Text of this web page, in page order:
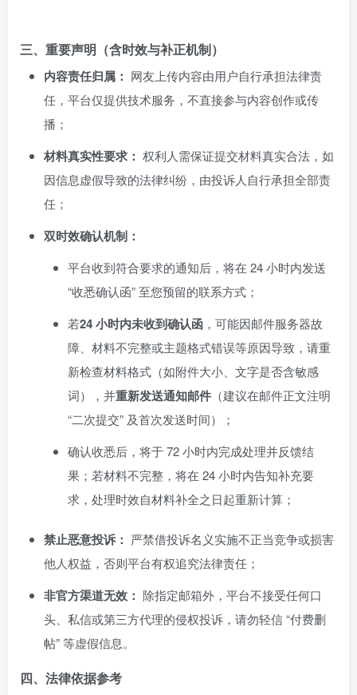
三、重要声明（含时效与补正机制）
内容责任归属： 网友上传内容由用户自行承担法律责
任，平台仅提供技术服务，不直接参与内容创作或传
播；
材料真实性要求： 权利人需保证提交材料真实合法，如
因信息虚假导致的法律纠纷，由投诉人自行承担全部责
任；
双时效确认机制：
平台收到符合要求的通知后，将在 24 小时内发送
“收悉确认函” 至您预留的联系方式；
若24 小时内未收到确认函 ，可能因邮件服务器故
障、材料不完整或主题格式错误等原因导致，请重
新检查材料格式（如附件大小、文字是否含敏感
词），并重新发送通知邮件 （建议在邮件正文注明
“二次提交” 及首次发送时间）；
确认收悉后，将于 72 小时内完成处理并反馈结
果；若材料不完整，将在 24 小时内告知补充要
求，处理时效自材料补全之日起重新计算；
禁止恶意投诉： 严禁借投诉名义实施不正当竞争或损害
他人权益，否则平台有权追究法律责任；
非官方渠道无效： 除指定邮箱外，平台不接受任何口
头、私信或第三方代理的侵权投诉，请勿轻信 “付费删
帖” 等虚假信息。
四、法律依据参考